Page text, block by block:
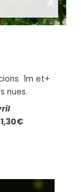
1m et+
nues.
avril